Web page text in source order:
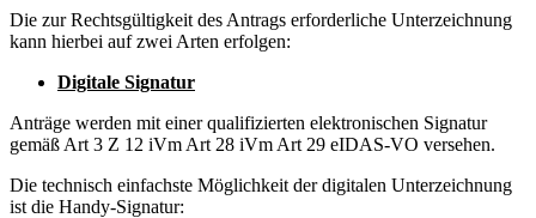
Die zur Rechtsgültigkeit des Antrags erforderliche Unterzeichnung
kann hierbei auf zwei Arten erfolgen:
Digitale Signatur
Anträge werden mit einer qualifizierten elektronischen Signatur
gemäß Art 3 Z 12 iVm Art 28 iVm Art 29 eIDAS-VO versehen.
Die technisch einfachste Möglichkeit der digitalen Unterzeichnung
ist die Handy-Signatur: